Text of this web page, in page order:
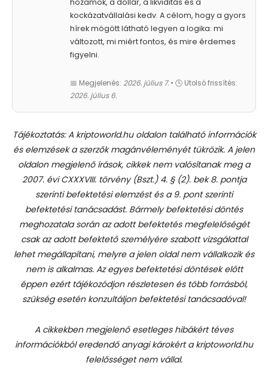
kockázatvállalási kedv. A célom, hogy a gyors
hírek mögött látható legyen a logika: mi
változott, mi miért fontos, és mire érdemes
figyelni.
📅 Megjelenés: 2026. július 7. • 🕓 Utolsó frissítés:
2026. július 6.
Tájékoztatás: A kriptoworld.hu oldalon található információk
és elemzések a szerzők magánvéleményét tükrözik. A jelen
oldalon megjelenő írások, cikkek nem valósítanak meg a
2007. évi CXXXVIII. törvény (Bszt.) 4. § (2). bek 8. pontja
szerinti befektetési elemzést és a 9. pont szerinti
befektetési tanácsadást. Bármely befektetési döntés
meghozatala során az adott befektetés megfelelőségét
csak az adott befektető személyére szabott vizsgálattal
lehet megállapítani, melyre a jelen oldal nem vállalkozik és
nem is alkalmas. Az egyes befektetési döntések előtt
éppen ezért tájékozódjon részletesen és több forrásból,
szükség esetén konzultáljon befektetési tanácsadóval!
A cikkekben megjelenő esetleges hibákért téves
információkból eredendő anyagi károkért a kriptoworld.hu
felelősséget nem vállal.